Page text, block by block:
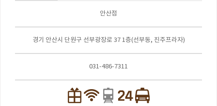
안산점
경기 안산시 단원구 선부광장로 37 1층(선부동, 진주프라자)
031-486-7311